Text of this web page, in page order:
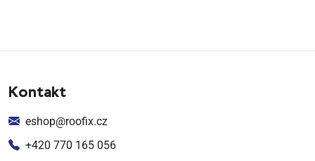
Kontakt
eshop@roofix.cz
+420 770 165 056